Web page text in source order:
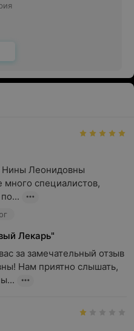
Нины Леонидовны
специалистов,
Лекарь"
за замечательный отзыв
Нам приятно слышать,